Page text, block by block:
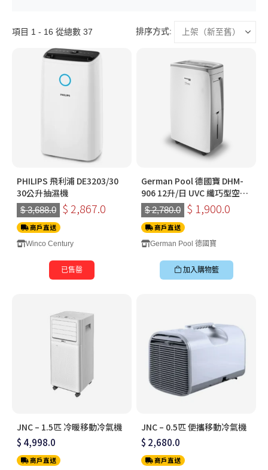
項目 1 - 16 從總數 37 排序方式:
PHILIPS 飛利浦 DE3203/30
30公升抽濕機
$ 3,688.0 $ 2,867.0
商戶直送
Winco Century
已售罄
German Pool 德國寶 DHM-
906 12升/日 UVC 纖巧型空氣
淨化抽濕機
$ 2,780.0 $ 1,900.0
商戶直送
German Pool 德國寶
加入購物籃
JNC – 1.5匹 冷暖移動冷氣機
$ 4,998.0
商戶直送
JNC – 0.5匹 便攜移動冷氣機
$ 2,680.0
商戶直送